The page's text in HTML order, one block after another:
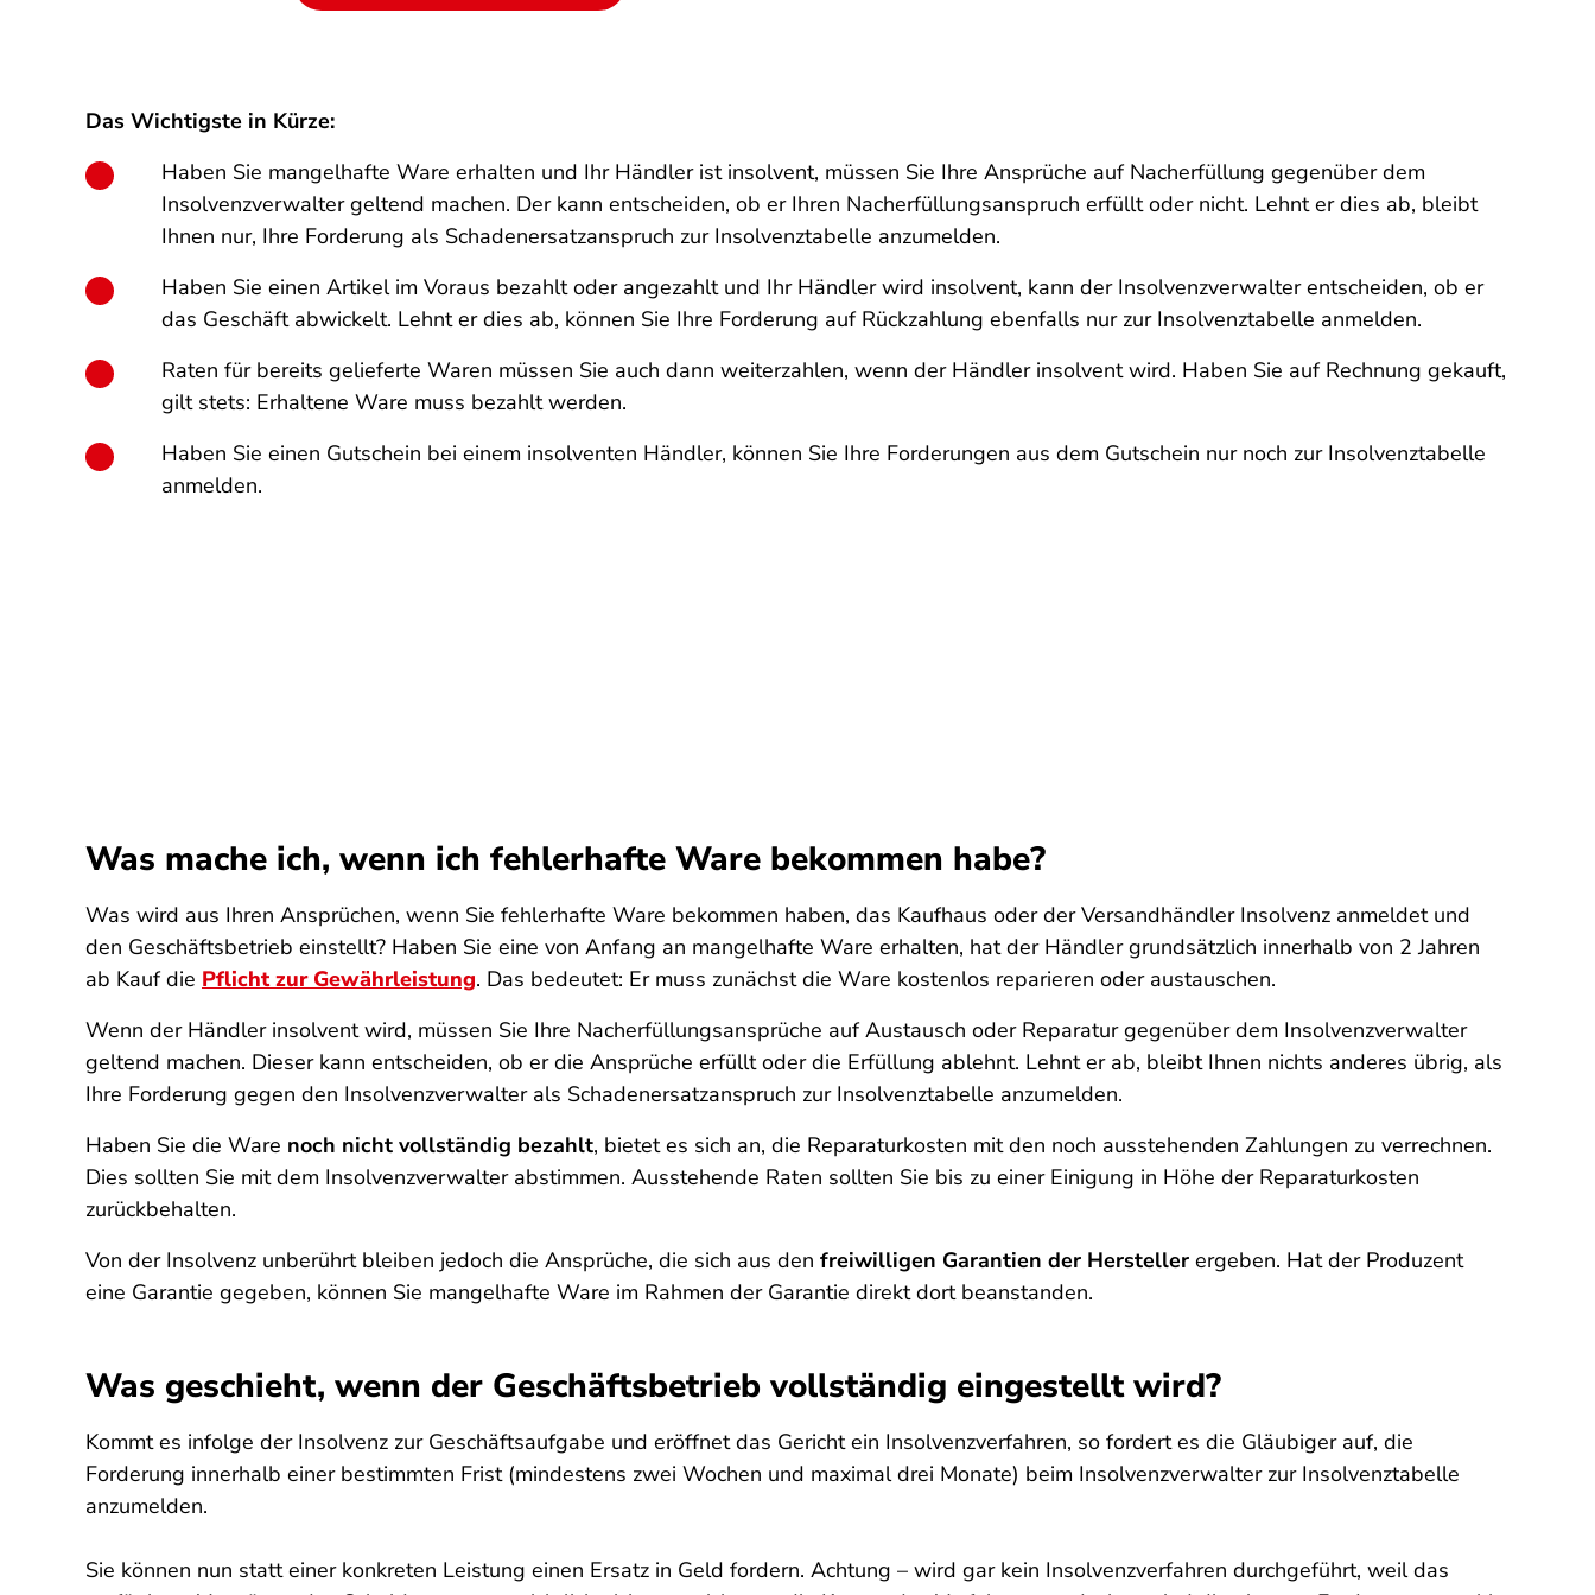
Das Wichtigste in Kürze:
Haben Sie mangelhafte Ware erhalten und Ihr Händler ist insolvent, müssen Sie Ihre Ansprüche auf Nacherfüllung gegenüber dem
Insolvenzverwalter geltend machen. Der kann entscheiden, ob er Ihren Nacherfüllungsanspruch erfüllt oder nicht. Lehnt er dies ab, bleibt
Ihnen nur, Ihre Forderung als Schadenersatzanspruch zur Insolvenztabelle anzumelden.
Haben Sie einen Artikel im Voraus bezahlt oder angezahlt und Ihr Händler wird insolvent, kann der Insolvenzverwalter entscheiden, ob er
das Geschäft abwickelt. Lehnt er dies ab, können Sie Ihre Forderung auf Rückzahlung ebenfalls nur zur Insolvenztabelle anmelden.
Raten für bereits gelieferte Waren müssen Sie auch dann weiterzahlen, wenn der Händler insolvent wird. Haben Sie auf Rechnung gekauft,
gilt stets: Erhaltene Ware muss bezahlt werden.
Haben Sie einen Gutschein bei einem insolventen Händler, können Sie Ihre Forderungen aus dem Gutschein nur noch zur Insolvenztabelle
anmelden.
Was mache ich, wenn ich fehlerhafte Ware bekommen habe?
Was wird aus Ihren Ansprüchen, wenn Sie fehlerhafte Ware bekommen haben, das Kaufhaus oder der Versandhändler Insolvenz anmeldet und
den Geschäftsbetrieb einstellt? Haben Sie eine von Anfang an mangelhafte Ware erhalten, hat der Händler grundsätzlich innerhalb von 2 Jahren
ab Kauf die Pflicht zur Gewährleistung. Das bedeutet: Er muss zunächst die Ware kostenlos reparieren oder austauschen.
Wenn der Händler insolvent wird, müssen Sie Ihre Nacherfüllungsansprüche auf Austausch oder Reparatur gegenüber dem Insolvenzverwalter
geltend machen. Dieser kann entscheiden, ob er die Ansprüche erfüllt oder die Erfüllung ablehnt. Lehnt er ab, bleibt Ihnen nichts anderes übrig, als
Ihre Forderung gegen den Insolvenzverwalter als Schadenersatzanspruch zur Insolvenztabelle anzumelden.
Haben Sie die Ware noch nicht vollständig bezahlt, bietet es sich an, die Reparaturkosten mit den noch ausstehenden Zahlungen zu verrechnen.
Dies sollten Sie mit dem Insolvenzverwalter abstimmen. Ausstehende Raten sollten Sie bis zu einer Einigung in Höhe der Reparaturkosten
zurückbehalten.
Von der Insolvenz unberührt bleiben jedoch die Ansprüche, die sich aus den freiwilligen Garantien der Hersteller ergeben. Hat der Produzent
eine Garantie gegeben, können Sie mangelhafte Ware im Rahmen der Garantie direkt dort beanstanden.
Was geschieht, wenn der Geschäftsbetrieb vollständig eingestellt wird?
Kommt es infolge der Insolvenz zur Geschäftsaufgabe und eröffnet das Gericht ein Insolvenzverfahren, so fordert es die Gläubiger auf, die
Forderung innerhalb einer bestimmten Frist (mindestens zwei Wochen und maximal drei Monate) beim Insolvenzverwalter zur Insolvenztabelle
anzumelden.
Sie können nun statt einer konkreten Leistung einen Ersatz in Geld fordern. Achtung – wird gar kein Insolvenzverfahren durchgeführt, weil das